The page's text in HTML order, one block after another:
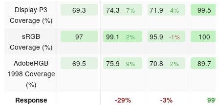
Display P3
Coverage (%)
69.3 74.3 7% 71.9 4% 99.5
sRGB
Coverage (%)
97 99.1 2% 95.9 -1% 100
AdobeRGB
1998 Coverage
(%)
69.5 75.9 9% 70.8 2% 89.7
Response
-29% -3%